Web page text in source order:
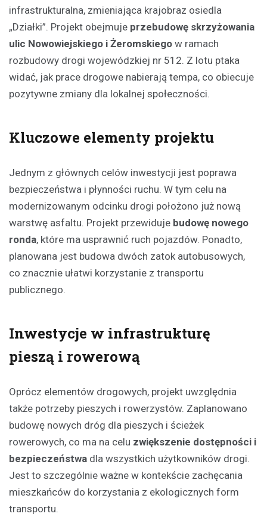
infrastrukturalna, zmieniająca krajobraz osiedla
„Działki”. Projekt obejmuje przebudowę skrzyżowania
ulic Nowowiejskiego i Żeromskiego w ramach
rozbudowy drogi wojewódzkiej nr 512. Z lotu ptaka
widać, jak prace drogowe nabierają tempa, co obiecuje
pozytywne zmiany dla lokalnej społeczności.
Kluczowe elementy projektu
Jednym z głównych celów inwestycji jest poprawa
bezpieczeństwa i płynności ruchu. W tym celu na
modernizowanym odcinku drogi położono już nową
warstwę asfaltu. Projekt przewiduje budowę nowego
ronda, które ma usprawnić ruch pojazdów. Ponadto,
planowana jest budowa dwóch zatok autobusowych,
co znacznie ułatwi korzystanie z transportu
publicznego.
Inwestycje w infrastrukturę
pieszą i rowerową
Oprócz elementów drogowych, projekt uwzględnia
także potrzeby pieszych i rowerzystów. Zaplanowano
budowę nowych dróg dla pieszych i ścieżek
rowerowych, co ma na celu zwiększenie dostępności i
bezpieczeństwa dla wszystkich użytkowników drogi.
Jest to szczególnie ważne w kontekście zachęcania
mieszkańców do korzystania z ekologicznych form
transportu.